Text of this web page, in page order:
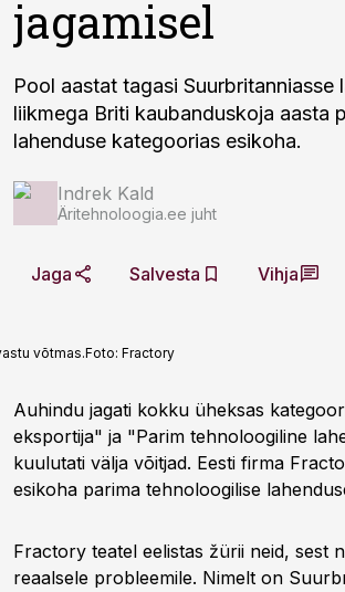
jagamisel
Pool aastat tagasi
liikmega Briti kaubanduskoja aasta
lahenduse kategoorias esikoha.
Indrek Kald
Äritehnoloogia.ee juht
Jaga Salvesta Vihja
võtmas.Foto: Fractory
Auhindu jagati kokku üheksas
eksportija" ja "Parim tehnoloogiline
kuulutati välja võitjad. Eesti firma
esikoha parima tehnoloogilise
Fractory teatel eelistas žürii neid, sest
reaalsele probleemile. Nimelt on